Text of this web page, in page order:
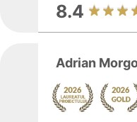
8.4
Adrian